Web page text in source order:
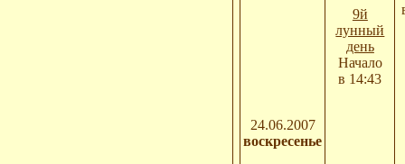
9й
лунный
день
Начало
в 14:43
24.06.2007
воскресенье